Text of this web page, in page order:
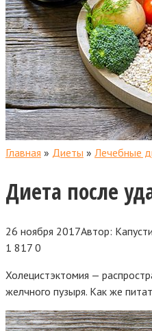
Главная » Диеты » Лечебные
Диета после
26 ноября 2017Автор:
1 817 0
Холецистэктомия —
желчного пузыря. Как же